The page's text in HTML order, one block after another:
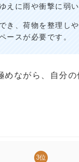
えに雨や衝撃に弱
き、荷物を整理し
ースが必要です。
めながら、自分